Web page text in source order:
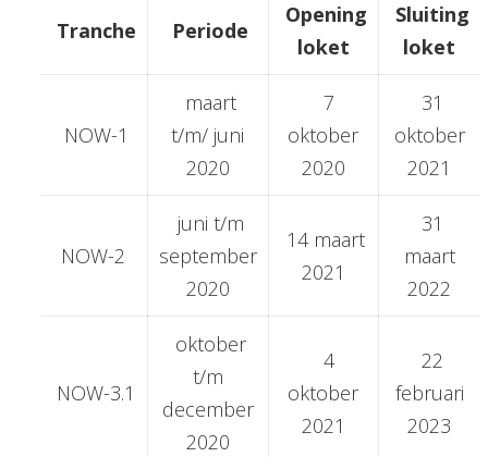
Tranche Periode
Opening
loket
Sluiting
loket
NOW-1
maart
t/m/ juni
2020
7
oktober
2020
31
oktober
2021
NOW-2
juni t/m
september
2020
14 maart
2021
31
maart
2022
NOW-3.1
oktober
t/m
december
2020
4
oktober
2021
22
februari
2023